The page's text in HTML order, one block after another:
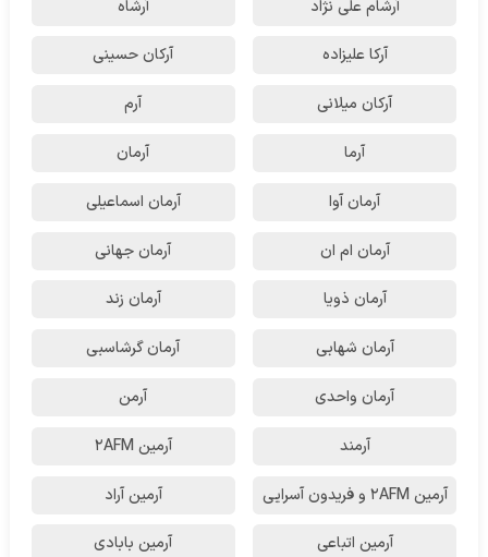
آرشام علی نژاد آرشاه
آرکا علیزاده آرکان حسینی
آرکان میلانی آرم
آرما آرمان
آرمان آوا آرمان اسماعیلی
آرمان ام ان آرمان جهانی
آرمان ذویا آرمان زند
آرمان شهابی آرمان گرشاسبی
آرمان واحدی آرمن
آرمند آرمین 2AFM
آرمین 2AFM و فریدون آسرایی آرمین آراد
آرمین اتباعی آرمین بابادی